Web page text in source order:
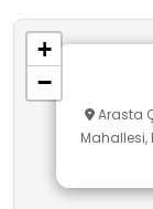
ticaret
için önemli
dokusu
ve kültürel
Çarşı,
yaşamını
Arasta
Mahallesi,
+
−